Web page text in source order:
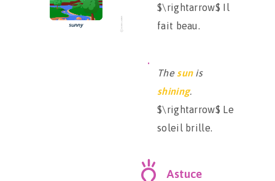
$\rightarrow$ Il
fait beau.
The sunis
shining.
$\rightarrow$ Le
soleil brille.
Astuce